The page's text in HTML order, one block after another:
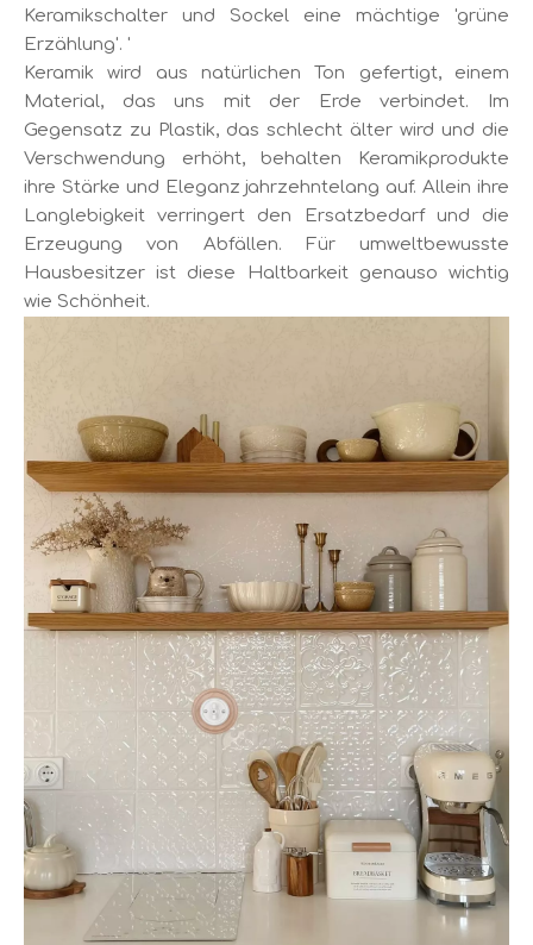
Keramikschalter und Sockel eine mächtige 'grüne
Erzählung'. '
Keramik wird aus natürlichen Ton gefertigt, einem
Material, das uns mit der Erde verbindet. Im
Gegensatz zu Plastik, das schlecht älter wird und die
Verschwendung erhöht, behalten Keramikprodukte
ihre Stärke und Eleganz jahrzehntelang auf. Allein ihre
Langlebigkeit verringert den Ersatzbedarf und die
Erzeugung von Abfällen. Für umweltbewusste
Hausbesitzer ist diese Haltbarkeit genauso wichtig
wie Schönheit.